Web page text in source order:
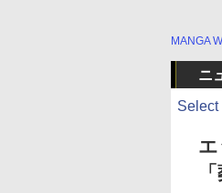
MANGA
ニ
Select